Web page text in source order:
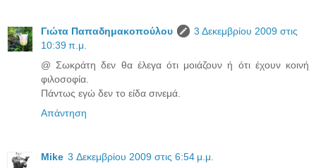
Γιώτα Παπαδημακοπούλου
3 Δεκεμβρίου 2009 στις
10:39 π.μ.
@ Σωκράτη δεν θα έλεγα ότι μοιάζουν ή ότι έχουν κοινή
φιλοσοφία.
Πάντως εγώ δεν το είδα σινεμά.
Απάντηση
Mike 3 Δεκεμβρίου 2009 στις 6:54 μ.μ.